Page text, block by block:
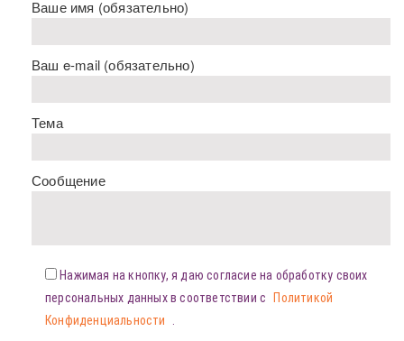
Ваше имя (обязательно)
Ваш e-mail (обязательно)
Тема
Сообщение
Нажимая на кнопку, я даю согласие на обработку своих
персональных данных в соответствии с
Политикой
Конфиденциальности